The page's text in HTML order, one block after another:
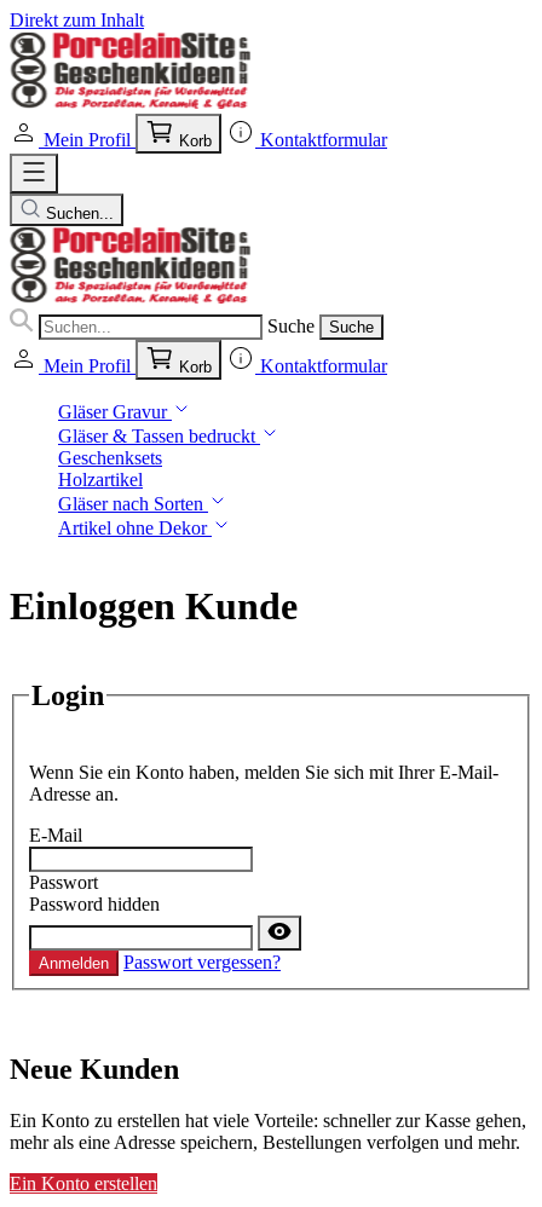
Direkt zum Inhalt
Mein Profil Korb Kontaktformular
Suchen...
Suche Suche
Mein Profil Korb Kontaktformular
Gläser Gravur
Gläser & Tassen bedruckt
Geschenksets
Holzartikel
Gläser nach Sorten
Artikel ohne Dekor
Einloggen Kunde
Login
Wenn Sie ein Konto haben, melden Sie sich mit Ihrer E-Mail-
Adresse an.
E-Mail
Passwort
Password hidden
Anmelden Passwort vergessen?
Neue Kunden
Ein Konto zu erstellen hat viele Vorteile: schneller zur Kasse gehen,
mehr als eine Adresse speichern, Bestellungen verfolgen und mehr.
Ein Konto erstellen